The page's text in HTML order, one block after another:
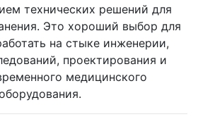
технических решений для
Это хороший выбор для
на стыке инженерии,
проектирования и
медицинского